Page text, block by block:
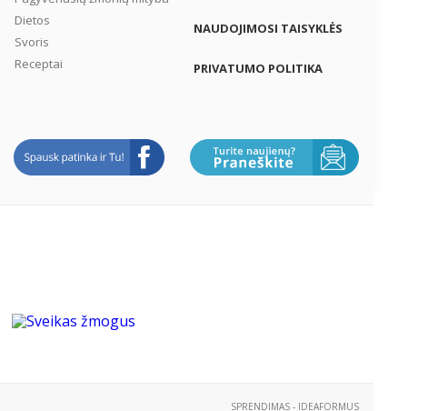
Dietos
Svoris
Receptai
NAUDOJIMOSI TAISYKLĖS
PRIVATUMO POLITIKA
SPRENDIMAS - IDEAFORMUS